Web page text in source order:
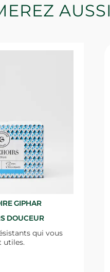
AUSSI
GIPHAR
DOUCEUR
qui vous
utiles.